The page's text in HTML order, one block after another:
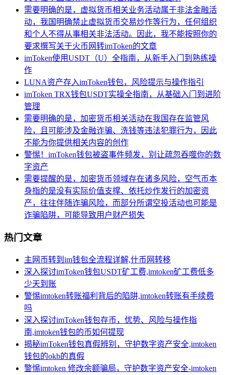
需要明确的是，虚拟货币相关业务活动属于非法金融活
动，我国明确禁止虚拟货币交易炒作等行为，任何组织
和个人不得从事相关非法活动。因此，我不能按照你的
要求撰写关于火币网转imToken的文章
imToken使用USDT（U）全指南，从新手入门到熟练操
作
LUNA资产存入imToken钱包，风险提示与操作指引
imToken TRX钱包USDT实操全指南，从基础入门到进阶
管理
需要明确的是，加密货币相关活动在我国存在监管风
险，且可能涉及金融诈骗、洗钱等违法犯罪行为，因此
不能为你提供相关内容的创作
警惕！imToken钱包被盗事件频发，别让疏忽吞噬你的数
字资产
需要提醒的是，加密货币领域存在诸多风险，空气币本
身指的是没有实际价值支撑、依托炒作发行的加密资
产，往往伴随诈骗风险，而部分所谓空投活动也可能是
诈骗陷阱，可能导致用户财产损失
热门文章
主网币转到im钱包全流程详解,什币网转移
深入探讨imToken钱包USDT矿工费,imtoken矿工费低多
少天到账
警惕imtoken转账福利背后的陷阱,imtoken转账有手续费
吗
深入探讨imToken钱包存币，优势、风险与操作指
南,imtoken钱包的币如何提现
揭秘imToken钱包真假辨别，守护数字资产安全,imtoken
钱包的okb的真假
警惕imtoken 修改余额骗局，守护数字资产安全-imtoken